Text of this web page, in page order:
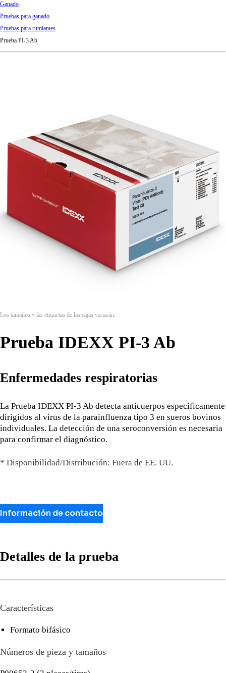
Ganado
Pruebas para ganado
Pruebas para rumiantes
Prueba PI-3 Ab
Los tamaños y las etiquetas de las cajas variarán.
Prueba IDEXX PI-3 Ab
Enfermedades respiratorias
La Prueba IDEXX PI-3 Ab detecta anticuerpos específicamente
dirigidos al virus de la parainfluenza tipo 3 en sueros bovinos
individuales. La detección de una seroconversión es necesaria
para confirmar el diagnóstico.
* Disponibilidad/Distribución: Fuera de EE. UU.
Información de contacto
Detalles de la prueba
Características
Formato bifásico
Números de pieza y tamaños